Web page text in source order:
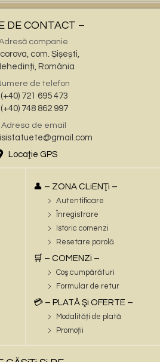
DE CONTACT –
companie
com. Șișești,
România
de telefon
721 695 473
748 862 997
Adresa de email
Locaţie GPS
👤 – ZONA CLiENŢi –
Autentificare
Înregistrare
Istoric comenzi
Resetare parolă
🛒 – COMENZi –
Coş cumpărături
Formular de retur
💳 – PLATĂ Şi OFERTE –
Modalități de plată
Promoții